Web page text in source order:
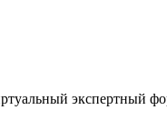
экспертный